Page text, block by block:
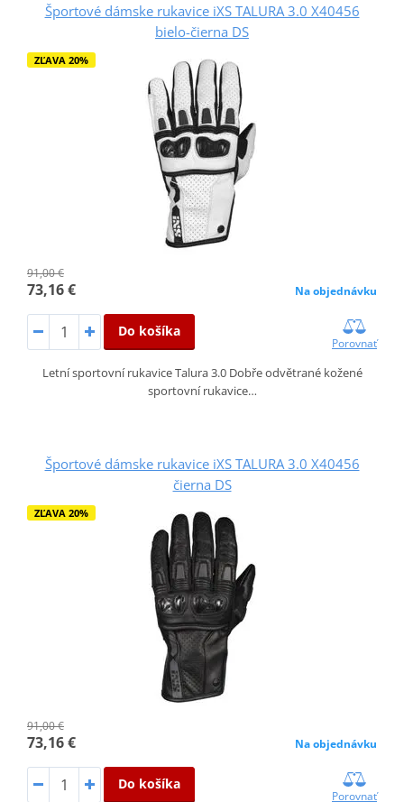
Športové dámske rukavice iXS TALURA 3.0 X40456
bielo-čierna DS
ZĽAVA 20%
91,00 €
73,16 € Na objednávku
Do košíka
Porovnať
Letní sportovní rukavice Talura 3.0 Dobře odvětrané kožené
sportovní rukavice…
Športové dámske rukavice iXS TALURA 3.0 X40456
čierna DS
ZĽAVA 20%
91,00 €
73,16 € Na objednávku
Do košíka
Porovnať